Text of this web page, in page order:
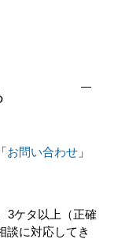
お問い合わせ 」
3ケタ以上（正確
談に対応してき